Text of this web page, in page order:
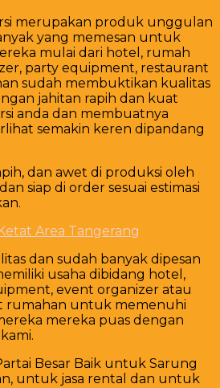
merupakan produk unggulan
yang memesan untuk
mulai dari hotel, rumah
party equipment, restaurant
sudah membuktikan kualitas
jahitan rapih dan kuat
anda dan membuatnya
semakin keren dipandang
dan awet di produksi oleh
siap di order sesuai estimasi
dan sudah banyak dipesan
usaha dibidang hotel,
event organizer atau
rumahan untuk memenuhi
mereka puas dengan
Besar Baik untuk Sarung
untuk jasa rental dan untuk